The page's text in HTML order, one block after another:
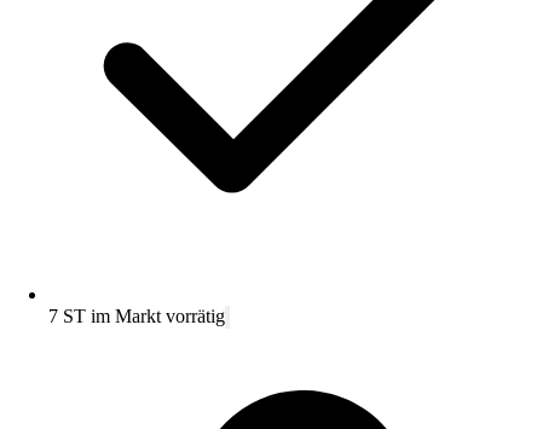
7 ST im Markt vorrätig